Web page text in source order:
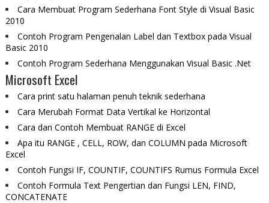
Cara Membuat Program Sederhana Font Style di Visual Basic
2010
Contoh Program Pengenalan Label dan Textbox pada Visual
Basic 2010
Contoh Program Sederhana Menggunakan Visual Basic .Net
Microsoft Excel
Cara print satu halaman penuh teknik sederhana
Cara Merubah Format Data Vertikal ke Horizontal
Cara dan Contoh Membuat RANGE di Excel
Apa itu RANGE , CELL, ROW, dan COLUMN pada Microsoft
Excel
Contoh Fungsi IF, COUNTIF, COUNTIFS Rumus Formula Excel
Contoh Formula Text Pengertian dan Fungsi LEN, FIND,
CONCATENATE